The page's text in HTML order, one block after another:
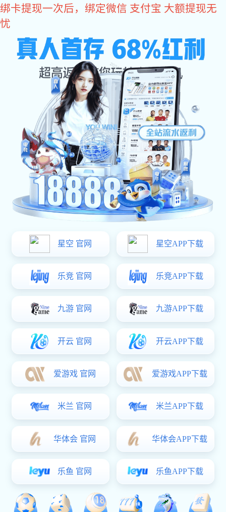
巅峰国际
巅峰国际
关于巅峰国际
关于巅峰国际
荣誉资质
厂房设备
产品中心
铁质铆螺母
铝质铆螺母
不锈钢系列
其他
巅峰国际 中心
公司巅峰国际
行业巅峰国际
联系巅峰国际
巅峰国际
关于巅峰国际
荣誉资质
厂房设备
产品中心
铁质铆螺母
铝质铆螺母
其他
巅峰国际 中心
公司巅峰国际
展会信息